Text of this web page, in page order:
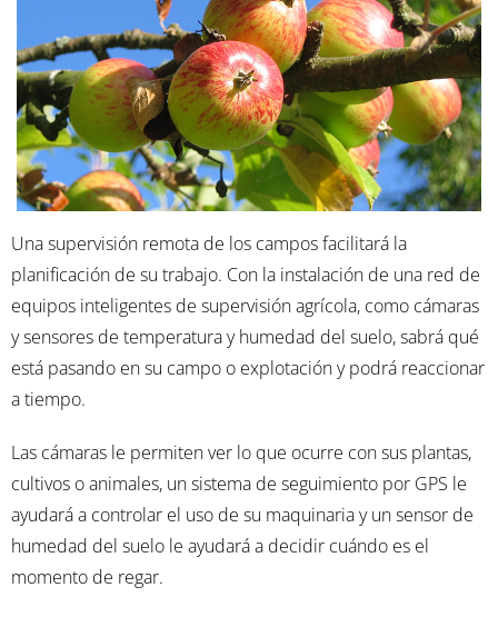
Una supervisión remota de los campos facilitará la
planificación de su trabajo. Con la instalación de una red de
equipos inteligentes de supervisión agrícola, como cámaras
y sensores de temperatura y humedad del suelo, sabrá qué
está pasando en su campo o explotación y podrá reaccionar
a tiempo.
Las cámaras le permiten ver lo que ocurre con sus plantas,
cultivos o animales, un sistema de seguimiento por GPS le
ayudará a controlar el uso de su maquinaria y un sensor de
humedad del suelo le ayudará a decidir cuándo es el
momento de regar.